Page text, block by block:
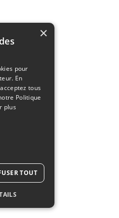
×
pour
En
tous
Politique
plus
TOUT